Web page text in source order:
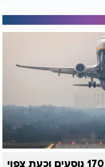
סכנה באוויר: טייס סיכן 170 נוסעים וכעת צפוי